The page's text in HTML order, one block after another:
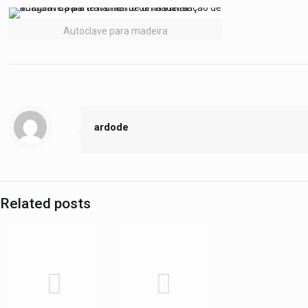
Autoclave para madeira
ardode
Related posts